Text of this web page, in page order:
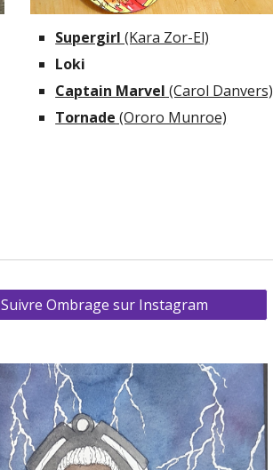
Supergirl (Kara Zor-El)
Loki
Captain Marvel (Carol Danvers)
Tornade (Ororo Munroe)
Suivre Ombrage sur Instagram